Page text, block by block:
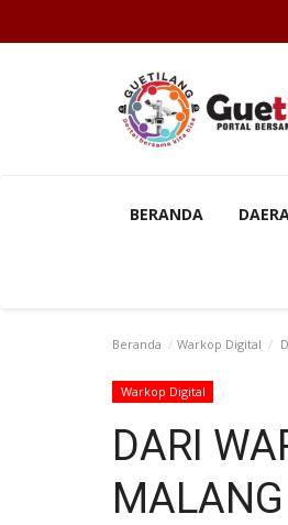
BERANDA
Beranda Warkop Digital
Warkop Digital
DARI